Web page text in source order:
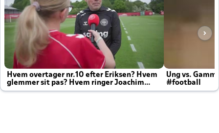
Hvem overtager nr.10 efter Eriksen? Hvem
glemmer sit pas? Hvem ringer Joachim
altid til efter kampe?
Ung vs.
#football